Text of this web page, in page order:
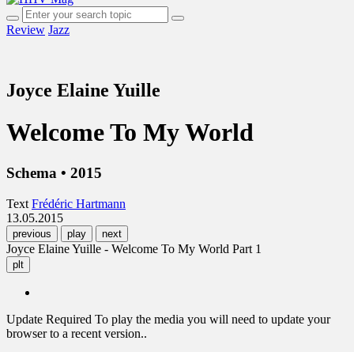
Review Jazz
Joyce Elaine Yuille
Welcome To My World
Schema • 2015
Text Frédéric Hartmann
13.05.2015
previous play next
Joyce Elaine Yuille - Welcome To My World Part 1
plt
Update Required To play the media you will need to update your
browser to a recent version..